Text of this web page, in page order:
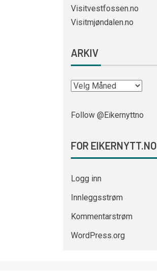
Visitvestfossen.no
Visitmjøndalen.no
ARKIV
Follow @Eikernyttno
FOR EIKERNYTT.NO
Logg inn
Innleggsstrøm
Kommentarstrøm
WordPress.org